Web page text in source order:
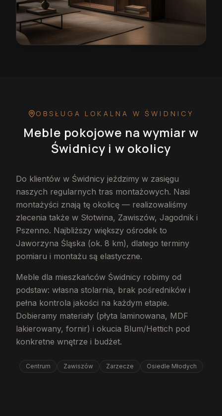
OBSŁUGA LOKALNA W ŚWIDNICY
Meble pokojowe na wymiar w
Świdnicy i w okolicy
Do klientów w Świdnicy jeździmy w zasięgu
naszych regularnych tras montażowych. Nasi
montażyści znają tę okolicę — realizowaliśmy
zlecenia także w Słotwina, Zawiszów, Jagodnik i
Pszenno. Najbliższy większy ośrodek to
Jaworzyna Śląska (ok. 8 km), dlatego terminy
pomiaru i montażu są elastyczne.
Meble dla mieszkańców Świdnicy robimy od
podstaw: własna stolarnia, brak pośredników i
pełna kontrola jakości na każdym etapie.
Dobieramy materiały (płyta laminowana, MDF
lakierowany, fornir) i okucia Blum/Hettich pod
konkretne wnętrze i budżet.
Centrum Zawiszów Zarzecze Osiedle Młodych